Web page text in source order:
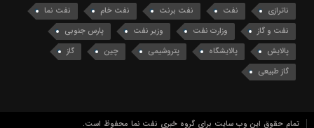
ناترازی
نفت نفت برنت نفت خام
نفت نما
نفت و گاز
وزارت نفت وزیر نفت
پارس جنوبی
پالایش
پالایشگاه پتروشیمی چین
گاز
گاز طبیعی
تمام حقوق این وب سایت برای گروه خبری نفت نما محفوظ است.